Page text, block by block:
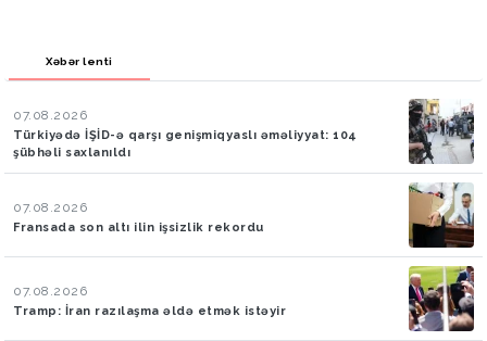
Xəbər lenti
07.08.2026
Türkiyədə İŞİD-ə qarşı genişmiqyaslı əməliyyat: 104
şübhəli saxlanıldı
07.08.2026
Fransada son altı ilin işsizlik rekordu
07.08.2026
Tramp: İran razılaşma əldə etmək istəyir